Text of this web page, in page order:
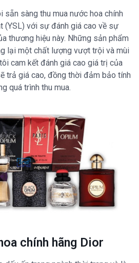
sẵn sàng thu mua nước hoa chính
(YSL) với sự đánh giá cao về sự
thương hiệu này. Những sản phẩm
lại một chất lượng vượt trội và mùi
cam kết đánh giá cao giá trị của
trả giá cao, đồng thời đảm bảo tính
quá trình thu mua.
chính hãng Dior